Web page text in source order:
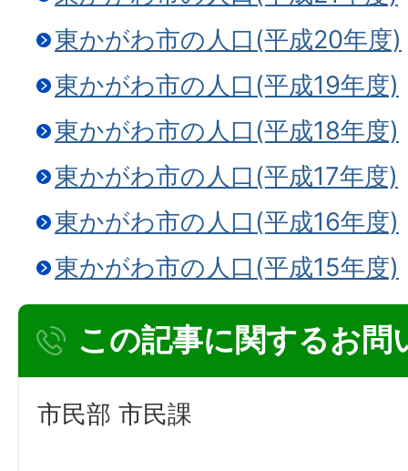
東かがわ市の人口(平成20年度)
東かがわ市の人口(平成19年度)
東かがわ市の人口(平成18年度)
東かがわ市の人口(平成17年度)
東かがわ市の人口(平成16年度)
東かがわ市の人口(平成15年度)
この記事に関するお問
市民部 市民課